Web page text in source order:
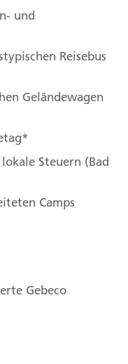
und
Reisebus
Geländewagen
Steuern (Bad
Camps
Gebeco